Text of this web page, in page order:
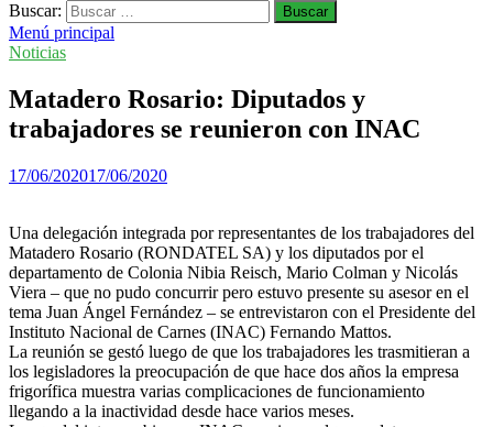
Buscar:
Menú principal
Noticias
Matadero Rosario: Diputados y
trabajadores se reunieron con INAC
17/06/202017/06/2020
Una delegación integrada por representantes de los trabajadores del
Matadero Rosario (RONDATEL SA) y los diputados por el
departamento de Colonia Nibia Reisch, Mario Colman y Nicolás
Viera – que no pudo concurrir pero estuvo presente su asesor en el
tema Juan Ángel Fernández – se entrevistaron con el Presidente del
Instituto Nacional de Carnes (INAC) Fernando Mattos.
La reunión se gestó luego de que los trabajadores les trasmitieran a
los legisladores la preocupación de que hace dos años la empresa
frigorífica muestra varias complicaciones de funcionamiento
llegando a la inactividad desde hace varios meses.